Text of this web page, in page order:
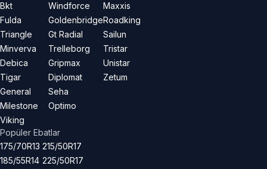
Bkt
Fulda
Triangle
Minverva
Debica
Tigar
General
Milestone
Viking
Windforce
Goldenbridge
Gt Radial
Trelleborg
Gripmax
Diplomat
Seha
Optimo
Maxxis
Roadking
Sailun
Tristar
Unistar
Zetum
Popüler Ebatlar
175/70R13
185/55R14
215/50R17
225/50R17